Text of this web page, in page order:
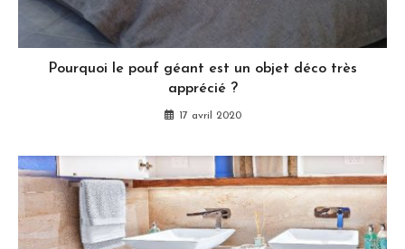
Pourquoi le pouf géant est un objet déco très
apprécié ?
17 avril 2020